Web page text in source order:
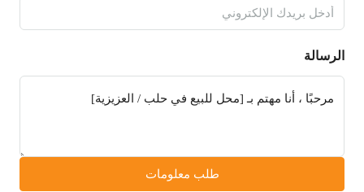
الرسالة
طلب معلومات